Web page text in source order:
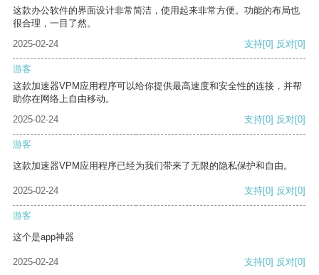
这款办公软件的界面设计非常简洁，使用起来非常方便。功能的布局也
很合理，一目了然。
2025-02-24
支持[0] 反对[0]
游客
这款加速器VPM应用程序可以给你提供最高速度和安全性的连接，并帮
助你在网络上自由移动。
2025-02-24
支持[0] 反对[0]
游客
这款加速器VPM应用程序已经为我们带来了无限的隐私保护和自由。
2025-02-24 支持[0] 反对[0]
游客
这个是app神器
2025-02-24 支持[0] 反对[0]